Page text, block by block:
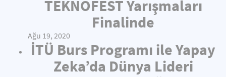
TEKNOFEST Yarışmaları
Finalinde
Ağu 19, 2020
İTÜ Burs Programı ile Yapay
Zeka’da Dünya Lideri